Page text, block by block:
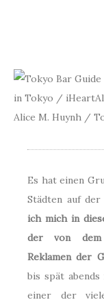
Es hat einen
Städten auf
ich mich in
der von dem
Reklamen der
bis spät abends
einer der